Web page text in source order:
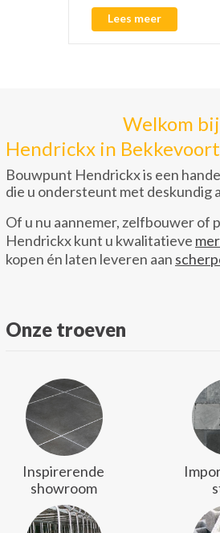
Lees meer
Welkom
Hendrickx in
Bouwpunt Hendrickx is een
die u ondersteunt met deskundig
Of u nu aannemer, zelfbouwer of
Hendrickx kunt u kwalitatieve
kopen én laten leveren aan
Onze troeven
Inspirerende
showroom